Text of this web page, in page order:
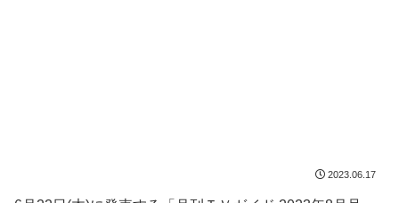
2023.06.17